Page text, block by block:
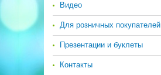
Видео
Для розничных покупателей
Презентации и буклеты
Контакты